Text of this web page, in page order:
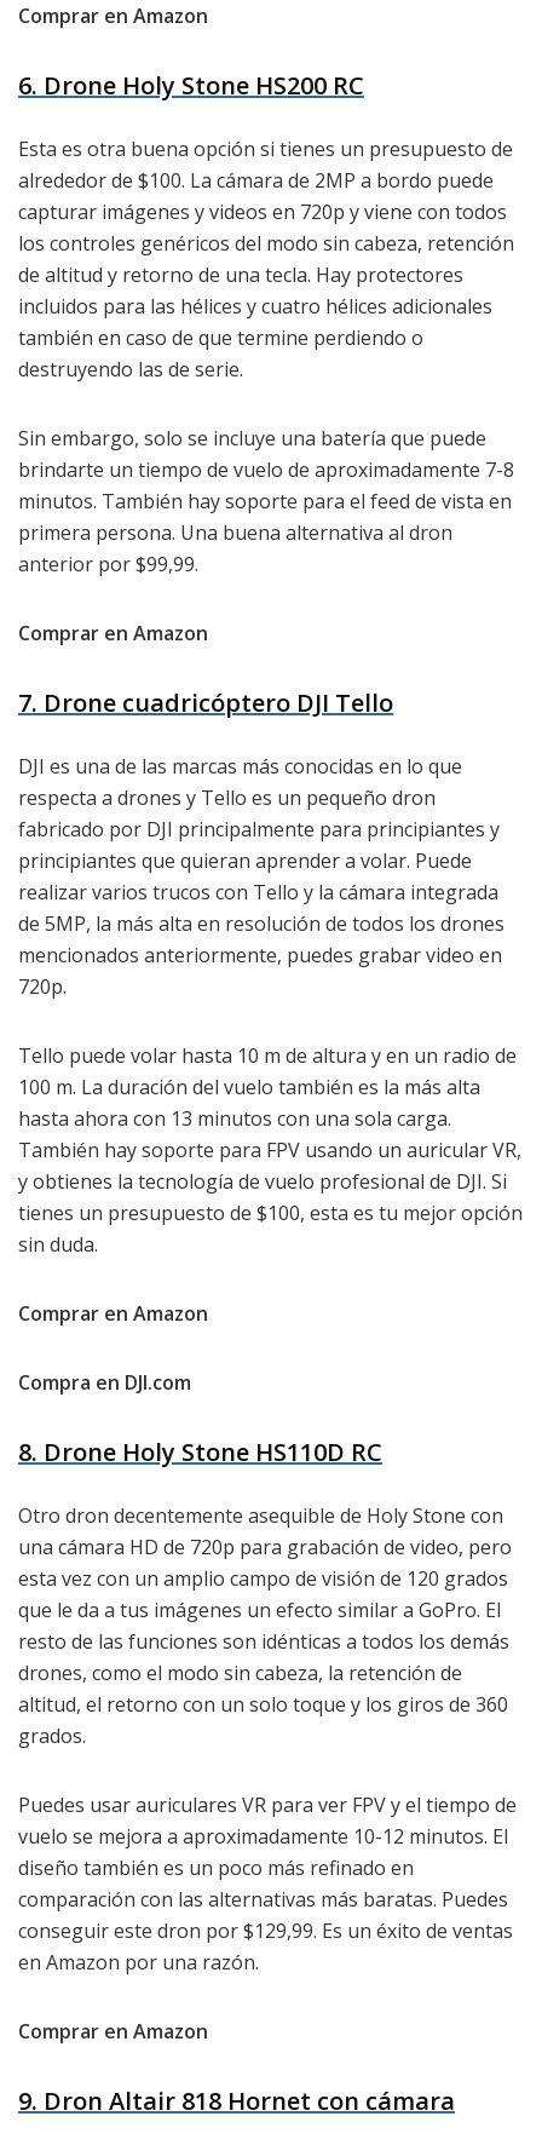
Comprar en Amazon
6. Drone Holy Stone HS200 RC
Esta es otra buena opción si tienes un presupuesto de
alrededor de $100. La cámara de 2MP a bordo puede
capturar imágenes y videos en 720p y viene con todos
los controles genéricos del modo sin cabeza, retención
de altitud y retorno de una tecla. Hay protectores
incluidos para las hélices y cuatro hélices adicionales
también en caso de que termine perdiendo o
destruyendo las de serie.
Sin embargo, solo se incluye una batería que puede
brindarte un tiempo de vuelo de aproximadamente 7-8
minutos. También hay soporte para el feed de vista en
primera persona. Una buena alternativa al dron
anterior por $99,99.
Comprar en Amazon
7. Drone cuadricóptero DJI Tello
DJI es una de las marcas más conocidas en lo que
respecta a drones y Tello es un pequeño dron
fabricado por DJI principalmente para principiantes y
principiantes que quieran aprender a volar. Puede
realizar varios trucos con Tello y la cámara integrada
de 5MP, la más alta en resolución de todos los drones
mencionados anteriormente, puedes grabar video en
720p.
Tello puede volar hasta 10 m de altura y en un radio de
100 m. La duración del vuelo también es la más alta
hasta ahora con 13 minutos con una sola carga.
También hay soporte para FPV usando un auricular VR,
y obtienes la tecnología de vuelo profesional de DJI. Si
tienes un presupuesto de $100, esta es tu mejor opción
sin duda.
Comprar en Amazon
Compra en DJI.com
8. Drone Holy Stone HS110D RC
Otro dron decentemente asequible de Holy Stone con
una cámara HD de 720p para grabación de video, pero
esta vez con un amplio campo de visión de 120 grados
que le da a tus imágenes un efecto similar a GoPro. El
resto de las funciones son idénticas a todos los demás
drones, como el modo sin cabeza, la retención de
altitud, el retorno con un solo toque y los giros de 360 ​​
grados.
Puedes usar auriculares VR para ver FPV y el tiempo de
vuelo se mejora a aproximadamente 10-12 minutos. El
diseño también es un poco más refinado en
comparación con las alternativas más baratas. Puedes
conseguir este dron por $129,99. Es un éxito de ventas
en Amazon por una razón.
Comprar en Amazon
9. Dron Altair 818 Hornet con cámara